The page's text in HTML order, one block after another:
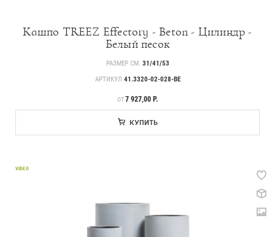
Кашпо TREEZ Effectory - Beton - Цилиндр -
Белый песок
РАЗМЕР СМ. 31/41/53
АРТИКУЛ 41.3320-02-028-BE
ЦЕНА
ОТ7 927,00 Р.
КУПИТЬ
VIDEO